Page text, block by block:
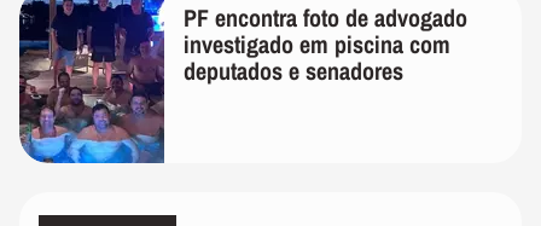
PF encontra foto de advogado
investigado em piscina com
deputados e senadores